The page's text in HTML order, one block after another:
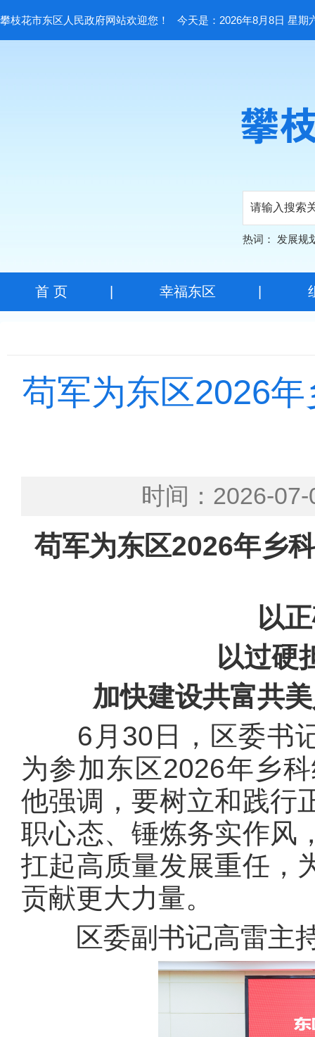
攀枝花市东区人民政府网站欢迎您！ 今天是：2026年8月8日 星期
热词： 发展规
首 页| 幸福东区
苟军为东区2026
时间：2026-
苟军为东区2026年乡
以
以过硬
加快建设共富共
6月30日，区委书记
为参加东区2026年乡
他强调，要树立和践行
职心态、锤炼务实作风
扛起高质量发展重任，
贡献更大力量。
区委副书记高雷主